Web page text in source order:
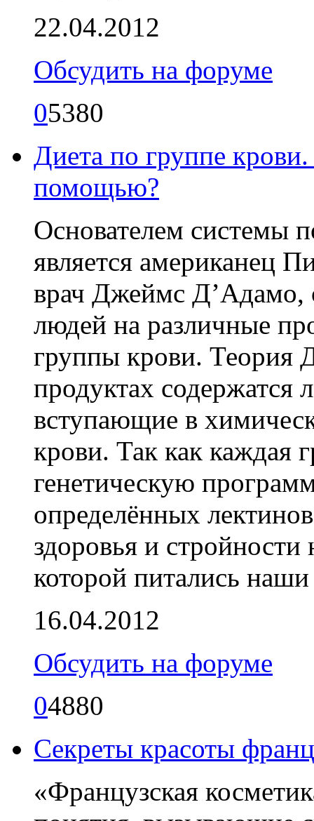
22.04.2012
Обсудить на форуме
05380
Диета по группе
помощью?
Основателем системы
является американец
врач Джеймс Д’Адамо,
людей на различные
группы крови. Теория
продуктах содержатся
вступающие в
крови. Так как каждая
генетическую
определённых
здоровья и
которой питались
16.04.2012
Обсудить на форуме
04880
Секреты красоты
«Французская